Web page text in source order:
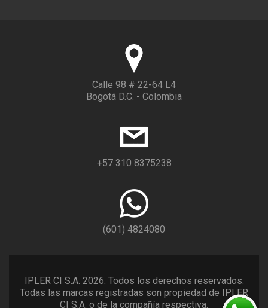
Calle 98 # 22-64 L4
Bogotá D.C. - Colombia
+57 310 8375238
(601) 4824080
IPLER CI S.A. 2026. Todos los derechos reservados.
Todas las marcas registradas son propiedad de IPLER
CI S.A. o de la compañía respectiva.